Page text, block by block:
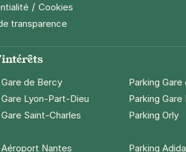
/ Cookies
transparence
de Bercy Parking Gare
Lyon-Part-Dieu Parking
Saint-Charles Parking Orly
Aéroport Nantes Parking